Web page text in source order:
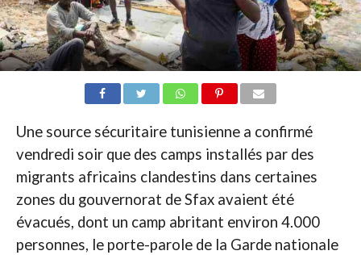
Une source sécuritaire tunisienne a confirmé
vendredi soir que des camps installés par des
migrants africains clandestins dans certaines
zones du gouvernorat de Sfax avaient été
évacués, dont un camp abritant environ 4.000
personnes, le porte-parole de la Garde nationale